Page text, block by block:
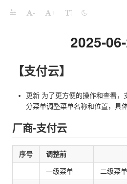
- +
2025-
【支付云】
更新 为了更方便的操作和查看，
分菜单调整菜单名称和位置，具
厂商-支付云
序号 调整前
一级菜单 二级菜单